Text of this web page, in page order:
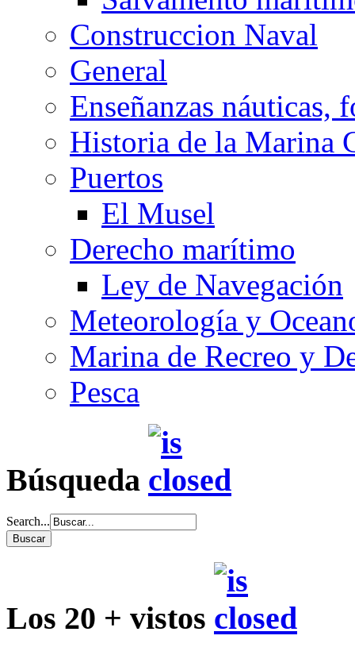
Construccion Naval
General
Enseñanzas náuticas,
Historia de la Marina
Puertos
El Musel
Derecho marítimo
Ley de Navegación
Meteorología y
Marina de Recreo y
Pesca
Búsqueda
Search...
Los 20 + vistos